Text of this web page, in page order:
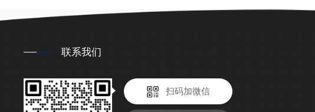
联系我们
扫码加微信